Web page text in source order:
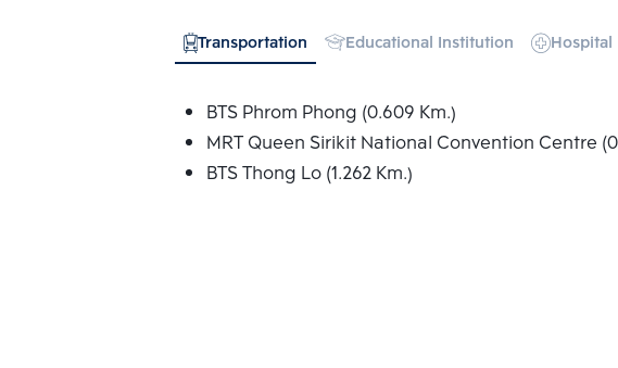
Transportation Educational Institution Hospital
BTS Phrom Phong (0.609 Km.)
MRT Queen Sirikit National Convention Centre
BTS Thong Lo (1.262 Km.)